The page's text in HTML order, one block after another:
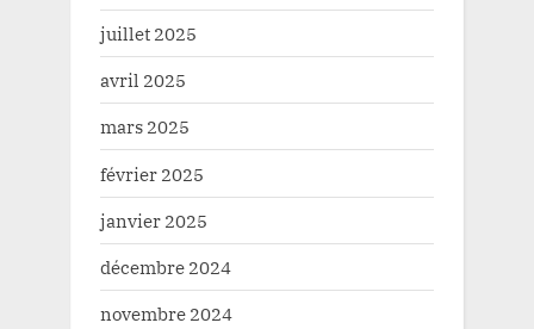
juillet 2025
avril 2025
mars 2025
février 2025
janvier 2025
décembre 2024
novembre 2024